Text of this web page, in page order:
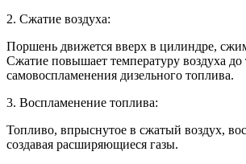
2. Сжатие воздуха:
Поршень движется вверх в цилиндре,
Сжатие повышает температуру воздуха до
самовоспламенения дизельного топлива.
3. Воспламенение топлива:
Топливо, впрыснутое в сжатый воздух,
создавая расширяющиеся газы.